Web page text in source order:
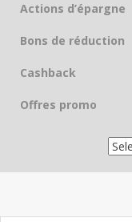
Skip to content
Actions d’épargne
Bons de réduction
Cashback
Offres promo